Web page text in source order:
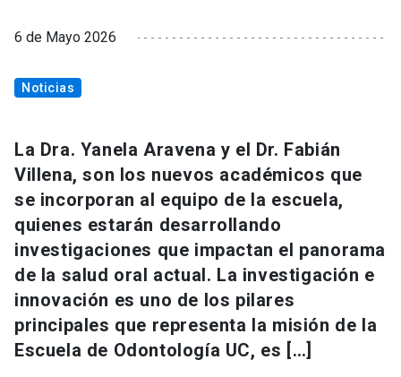
6 de Mayo 2026
Noticias
La Dra. Yanela Aravena y el Dr. Fabián
Villena, son los nuevos académicos que
se incorporan al equipo de la escuela,
quienes estarán desarrollando
investigaciones que impactan el panorama
de la salud oral actual. La investigación e
innovación es uno de los pilares
principales que representa la misión de la
Escuela de Odontología UC, es […]